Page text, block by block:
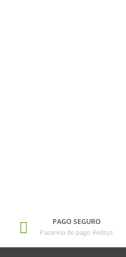
PAGO SEGURO
Pasarela de pago Redsys